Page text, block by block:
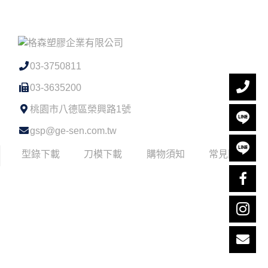
03-3750811
03-3635200
桃園市八德區榮興路1號
gsp@ge-sen.com.tw
型錄下載 刀模下載 購物須知 常見問題